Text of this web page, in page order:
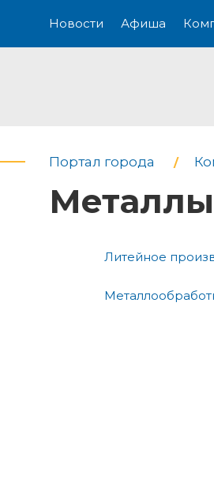
Новости Афиша
Портал города
Литейное